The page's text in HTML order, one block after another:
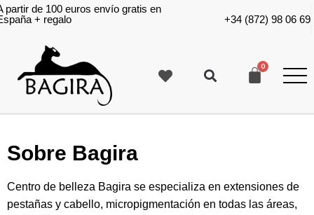
partir de 100 euros envío gratis en
+ regalo
+34 (872) 98 06 69
Sobre Bagira
Centro de belleza Bagira se especializa en extensiones de
pestañas y cabello, micropigmentación en todas las áreas,